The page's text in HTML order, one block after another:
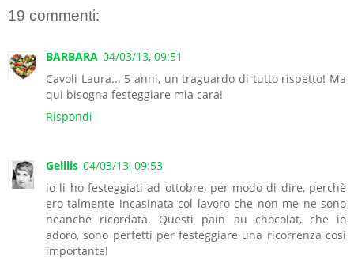
19 commenti:
BARBARA 04/03/13, 09:51
Cavoli Laura... 5 anni, un traguardo di tutto rispetto! Ma
qui bisogna festeggiare mia cara!
Rispondi
Geillis 04/03/13, 09:53
io li ho festeggiati ad ottobre, per modo di dire, perchè
ero talmente incasinata col lavoro che non me ne sono
neanche ricordata. Questi pain au chocolat, che io
adoro, sono perfetti per festeggiare una ricorrenza così
importante!